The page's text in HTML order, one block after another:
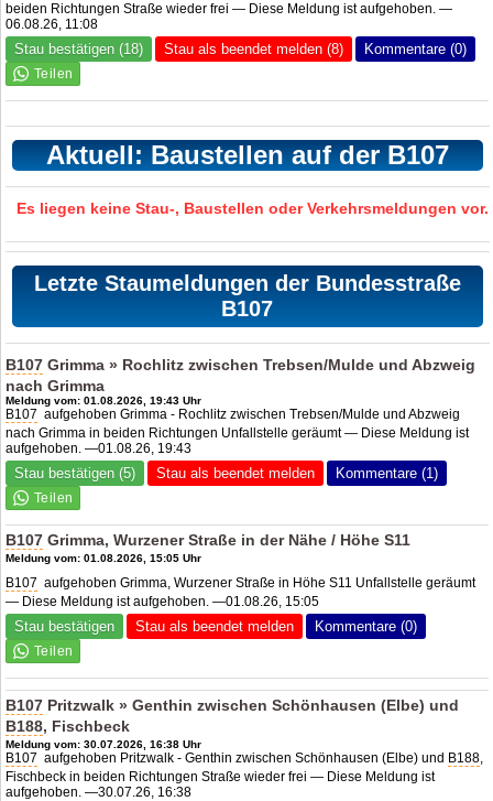
beiden Richtungen Straße wieder frei — Diese Meldung ist aufgehoben. —
06.08.26, 11:08
Stau bestätigen (18) Stau als beendet melden (8) Kommentare (0)
Aktuell: Baustellen auf der B107
Es liegen keine Stau-, Baustellen oder Verkehrsmeldungen vor.
Letzte Staumeldungen der Bundesstraße
B107
B107 Grimma » Rochlitz zwischen Trebsen/Mulde und Abzweig
nach Grimma
Meldung vom: 01.08.2026, 19:43 Uhr
B107 aufgehoben Grimma - Rochlitz zwischen Trebsen/Mulde und Abzweig
nach Grimma in beiden Richtungen Unfallstelle geräumt — Diese Meldung ist
aufgehoben. —01.08.26, 19:43
Stau bestätigen (5) Stau als beendet melden Kommentare (1)
B107 Grimma, Wurzener Straße in der Nähe / Höhe S11
Meldung vom: 01.08.2026, 15:05 Uhr
B107 aufgehoben Grimma, Wurzener Straße in Höhe S11 Unfallstelle geräumt
— Diese Meldung ist aufgehoben. —01.08.26, 15:05
Stau bestätigen Stau als beendet melden Kommentare (0)
B107 Pritzwalk » Genthin zwischen Schönhausen (Elbe) und
B188, Fischbeck
Meldung vom: 30.07.2026, 16:38 Uhr
B107 aufgehoben Pritzwalk - Genthin zwischen Schönhausen (Elbe) und B188,
Fischbeck in beiden Richtungen Straße wieder frei — Diese Meldung ist
aufgehoben. —30.07.26, 16:38